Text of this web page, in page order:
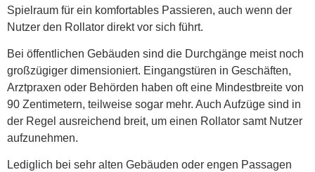
Spielraum für ein komfortables Passieren, auch wenn der
Nutzer den Rollator direkt vor sich führt.
Bei öffentlichen Gebäuden sind die Durchgänge meist noch
großzügiger dimensioniert. Eingangstüren in Geschäften,
Arztpraxen oder Behörden haben oft eine Mindestbreite von
90 Zentimetern, teilweise sogar mehr. Auch Aufzüge sind in
der Regel ausreichend breit, um einen Rollator samt Nutzer
aufzunehmen.
Lediglich bei sehr alten Gebäuden oder engen Passagen